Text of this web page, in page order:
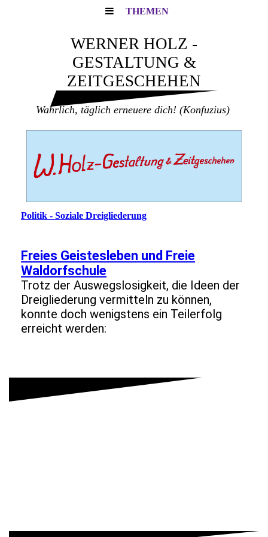
THEMEN
WERNER HOLZ -
GESTALTUNG &
ZEITGESCHEHEN
Wahrlich, täglich erneuere dich! (Konfuzius)
Politik - Soziale Dreigliederung
Freies Geistesleben und Freie
Waldorfschule
Trotz der Auswegslosigkeit, die Ideen der
Dreigliederung vermitteln zu können,
konnte doch wenigstens ein Teilerfolg
erreicht werden: